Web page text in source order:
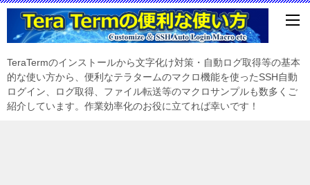
TeraTermのインストールから文字化け対策・自動ログ取得等の基本
的な使い方から、便利なテラタームのマクロ機能を使ったSSH自動
ログイン、ログ取得、ファイル転送等のマクロサンプルも数多くご
紹介しています。作業効率化のお役に立てれば幸いです！